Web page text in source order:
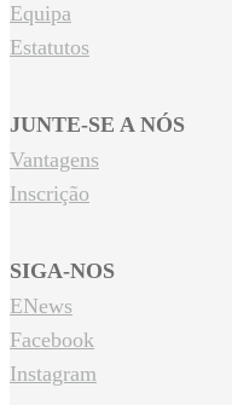
Equipa
Estatutos
JUNTE-SE A NÓS
Vantagens
Inscrição
SIGA-NOS
ENews
Facebook
Instagram